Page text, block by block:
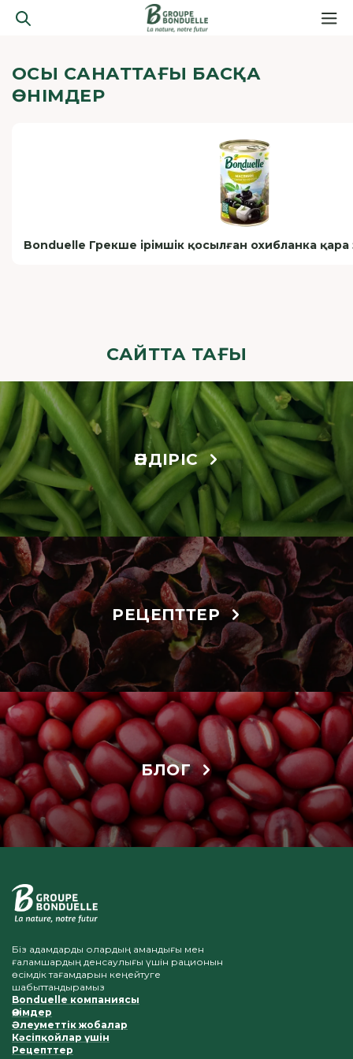
ОСЫ САНАТТАҒЫ БАСҚА
ӨНІМДЕР
Bonduelle Грекше ірімшік қосылған охибланка қара
САЙТТА ТАҒЫ
ӨНДІРІС
РЕЦЕПТТЕР
БЛОГ
Біз адамдарды олардың амандығы мен
ғаламшардың денсаулығы үшін рационын
өсімдік тағамдарын кеңейтуге
шабыттандырамыз
Bonduelle компаниясы
Өнімдер
Әлеуметтік жобалар
Кәсіпқойлар үшін
Рецепттер